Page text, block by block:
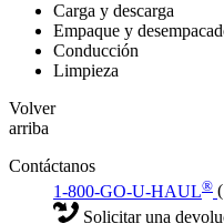
Carga y descarga
Empaque y
Conducción
Limpieza
Volver
arriba
Contáctanos
1-800-GO-U-HAUL®
Solicitar una